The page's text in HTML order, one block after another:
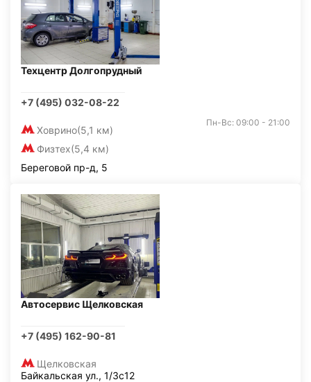
Техцентр Долгопрудный
+7 (495) 032-08-22
Ховрино(5,1 км)
Физтех(5,4 км)
Пн-Вс: 09:00 - 21:00
Береговой пр-д, 5
Автосервис Щелковская
+7 (495) 162-90-81
Щелковская
Байкальская ул., 1/3с12